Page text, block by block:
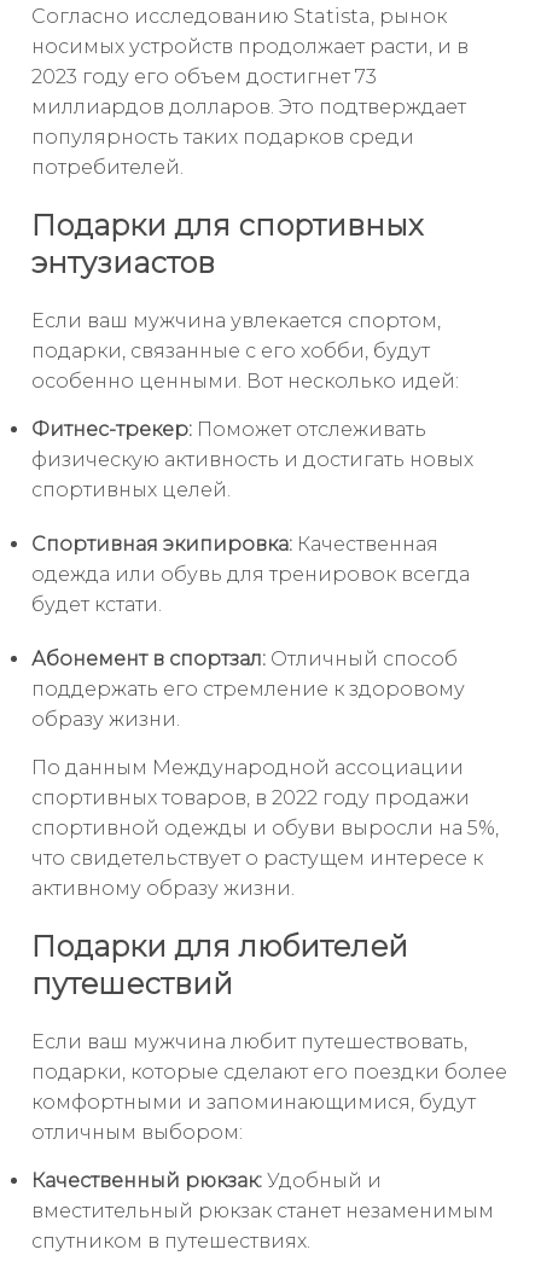
Согласно исследованию Statista, рынок
носимых устройств продолжает расти, и в
2023 году его объем достигнет 73
миллиардов долларов. Это подтверждает
популярность таких подарков среди
потребителей.
Подарки для спортивных
энтузиастов
Если ваш мужчина увлекается спортом,
подарки, связанные с его хобби, будут
особенно ценными. Вот несколько идей:
Фитнес-трекер: Поможет отслеживать
физическую активность и достигать новых
спортивных целей.
Спортивная экипировка: Качественная
одежда или обувь для тренировок всегда
будет кстати.
Абонемент в спортзал: Отличный способ
поддержать его стремление к здоровому
образу жизни.
По данным Международной ассоциации
спортивных товаров, в 2022 году продажи
спортивной одежды и обуви выросли на 5%,
что свидетельствует о растущем интересе к
активному образу жизни.
Подарки для любителей
путешествий
Если ваш мужчина любит путешествовать,
подарки, которые сделают его поездки более
комфортными и запоминающимися, будут
отличным выбором:
Качественный рюкзак: Удобный и
вместительный рюкзак станет незаменимым
спутником в путешествиях.